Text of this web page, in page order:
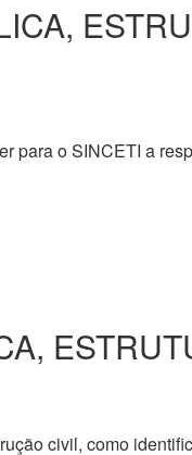
para o SINCETI a
civil, como